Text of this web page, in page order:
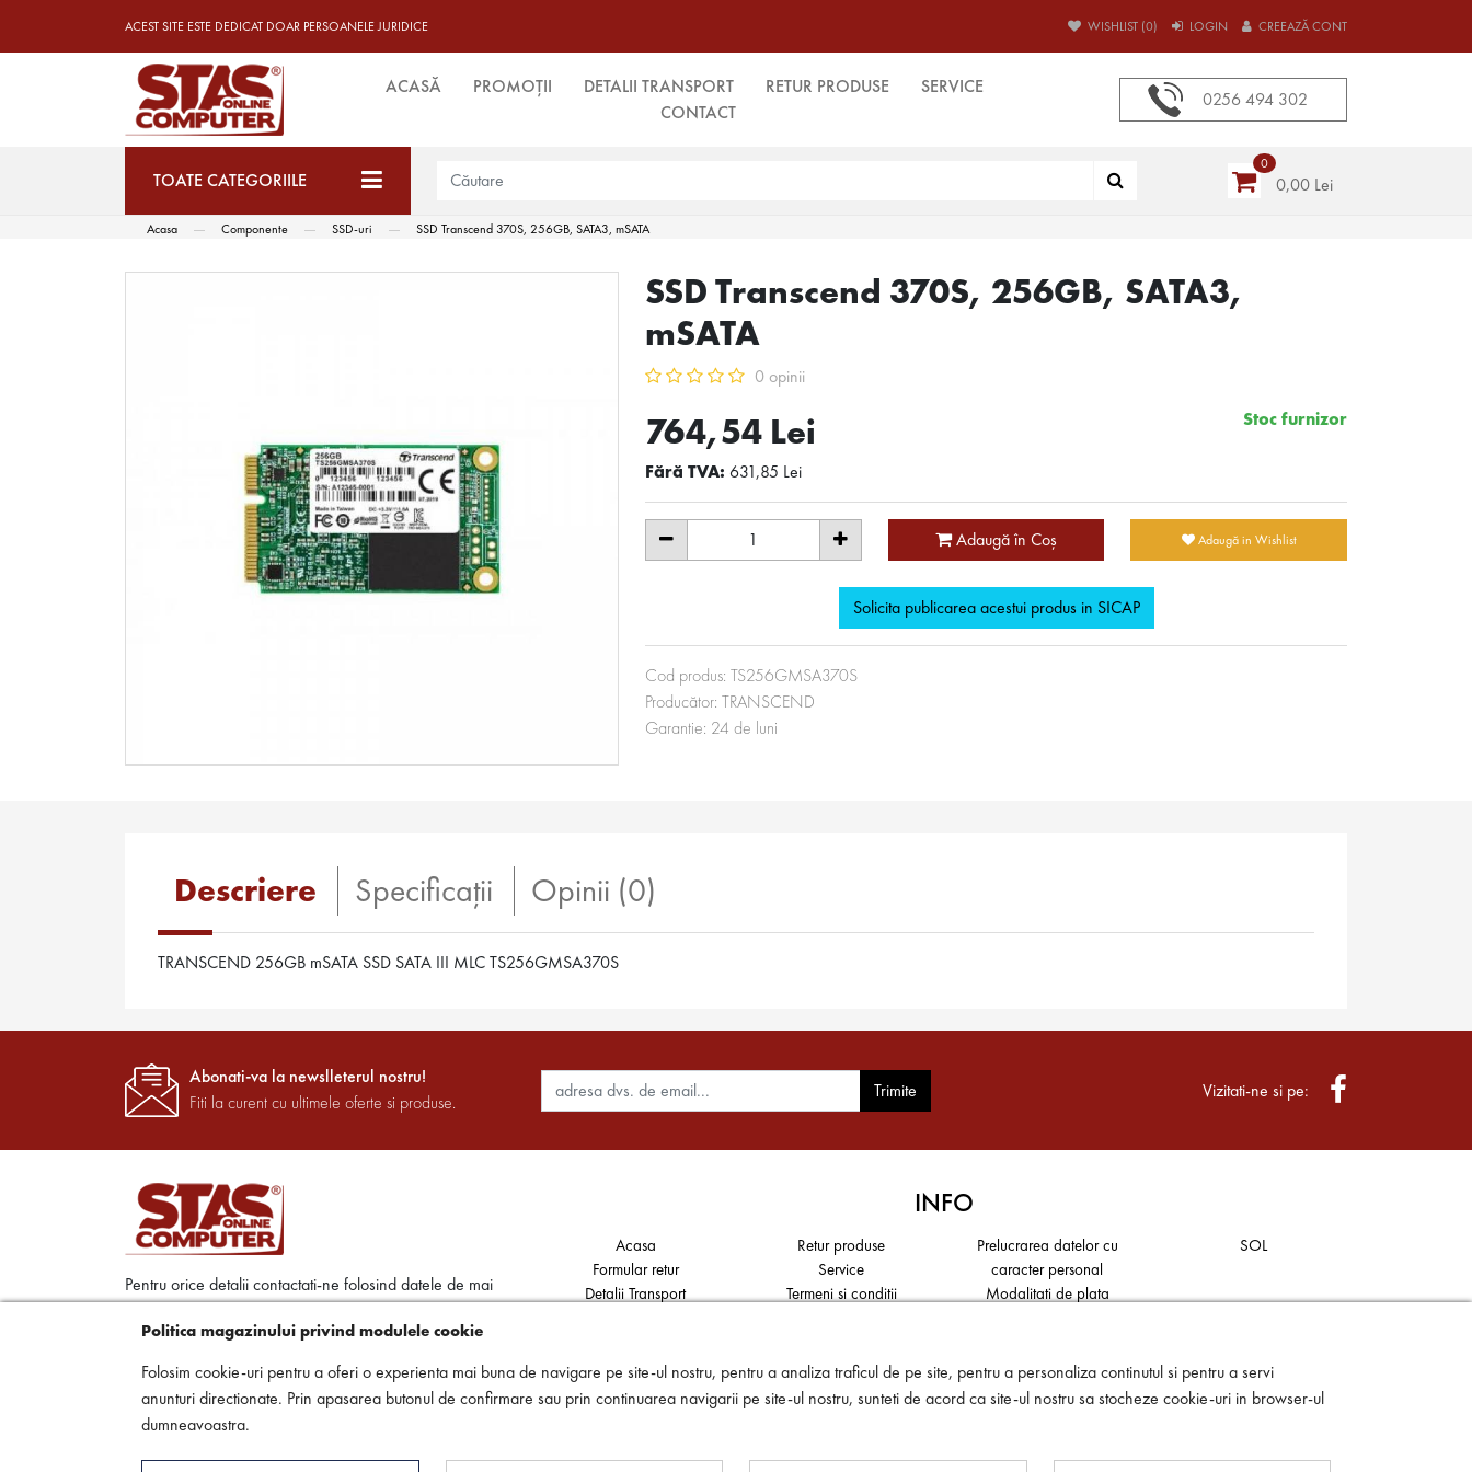
ACEST SITE ESTE DEDICAT DOAR PERSOANELE JURIDICE WISHLIST (0) LOGIN CREEAZĂ CONT
ACASĂ PROMOȚII DETALII TRANSPORT RETUR PRODUSE
SERVICE
CONTACT
0256 494 302
TOATE CATEGORIILE
0
0,00 Lei
Acasa Componente SSD-uri SSD Transcend 370S, 256GB, SATA3, mSATA
SSD Transcend 370S, 256GB, SATA3,
mSATA
0 opinii
Stoc furnizor
764,54 Lei
Fără TVA: 631,85 Lei
Adaugă în Coş Adaugă in Wishlist
Solicita publicarea acestui produs in SICAP
Cod produs: TS256GMSA370S
Producător: TRANSCEND
Garantie: 24 de luni
Descriere Specificaţii Opinii (0)
TRANSCEND 256GB mSATA SSD SATA III MLC TS256GMSA370S
Abonati-va la newslleterul nostru!
Fiti la curent cu ultimele oferte si produse.
Trimite Vizitati-ne si pe:
Pentru orice detalii contactati-ne folosind datele de mai
Timis
0256 494 302
office@stascomputer.ro
INFO
Acasa
Formular retur
Detalii Transport
Retur produse
Service
Termeni si conditii
Prelucrarea datelor cu
caracter personal
Modalitati de plata
SOL
Politica magazinului privind modulele cookie
Folosim cookie-uri pentru a oferi o experienta mai buna de navigare pe site-ul nostru, pentru a analiza traficul de pe site, pentru a personaliza continutul si pentru a servi
anunturi directionate. Prin apasarea butonul de confirmare sau prin continuarea navigarii pe site-ul nostru, sunteti de acord ca site-ul nostru sa stocheze cookie-uri in browser-ul
dumneavoastra.